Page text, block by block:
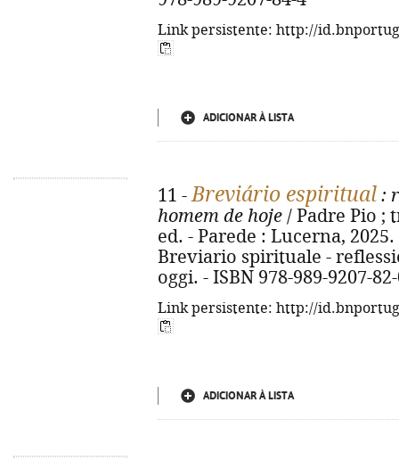
Link persistente: http://
ADICIONAR À LISTA
11 -Breviário espiritual :
homem de hoje / Padre Pio ;
ed. - Parede : Lucerna,
Breviario spirituale -
oggi. - ISBN 978-989-9207-
Link persistente: http://
ADICIONAR À LISTA